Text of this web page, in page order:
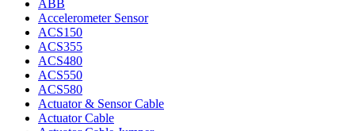
ABB
Accelerometer Sensor
ACS150
ACS355
ACS480
ACS550
ACS580
Actuator & Sensor Cable
Actuator Cable